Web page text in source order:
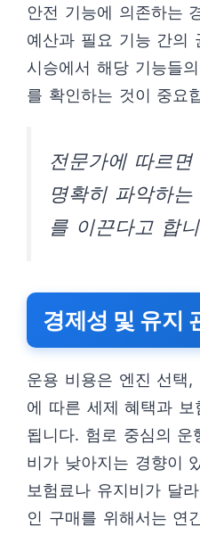
안전 기능에 의존하는
예산과 필요 기능 간의
시승에서 해당 기능들
를 확인하는 것이 중요
전문가에 따르
명확히 파악하
를 이끈다고 합
경제성 및 유지
운용 비용은 엔진 선택
에 따른 세제 혜택과
됩니다. 험로 중심의
비가 낮아지는 경향이
보험료나 유지비가 달
인 구매를 위해서는 연